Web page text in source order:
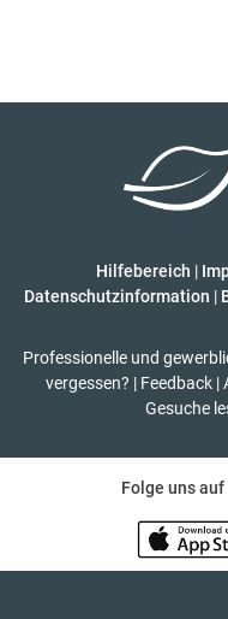
Hilfebereich |
Datenschutzinformation |
Professionelle und
vergessen? | Feedback |
Gesuche
Folge uns auf